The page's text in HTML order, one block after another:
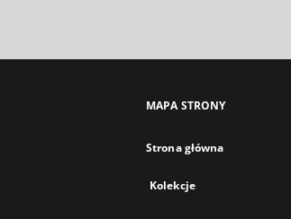
MAPA STRONY
Strona główna
Kolekcje